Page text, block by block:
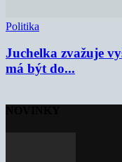
Politika
Juchelka zvažuje
má být do...